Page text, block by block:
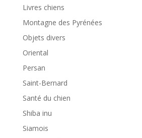
Livres chiens
Montagne des Pyrénées
Objets divers
Oriental
Persan
Saint-Bernard
Santé du chien
Shiba inu
Siamois